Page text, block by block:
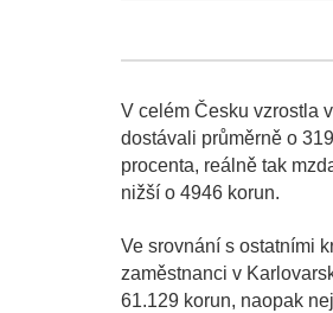
V celém Česku vzrostla
dostávali průměrně o
procenta, reálně tak
nižší o 4946 korun.
Ve srovnání s ostatními
zaměstnanci v
61.129 korun, naopak